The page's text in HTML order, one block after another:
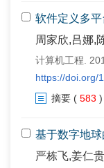
软件定义多
周家欣,吕娜,
计算机工程.
https://doi.org/
摘要 ( 583 )
基于数字地
严栋飞,姜仁